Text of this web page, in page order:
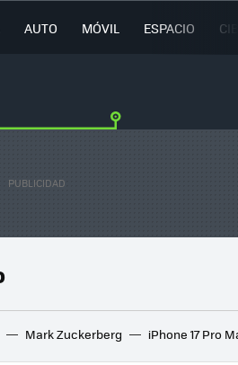
AUTO MÓVIL ESPACIO
Mark Zuckerberg iPhone 17 Pro